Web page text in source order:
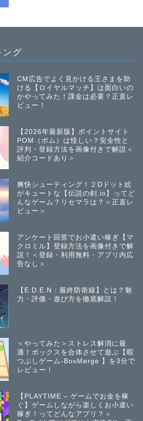
ング
CM広告でよく見かける王さまを助
ける【ロイヤルマッチ】は面白いの
かやってみた！課金は必要？正直レ
ビュー！
【2026年最新版】ポイントサイト
POM（ポム）は怪しい？安全性と
評判・登録方法を画像付きで解説＜
紹介コードあり＞
爽快シューティング！２Dドット絵
がキュートな【伝説の剣.io】ってど
んなゲーム？リセマラは？＜正直レ
ビュー＞
アンケート回答でお小遣い稼ぎ【マ
クロミル】登録方法を画像付きで解
説！＜登録・利用無料・アプリ内広
告なし＞
【E.D.E.N：最終防衛線】とは？魅
力・評価・遊び方を徹底解説！
＜やってみた＞ストレス解消に最
適！ボックスを合体させて遊ぶ【暇
つぶしゲーム-BoxMerge 】を3分で
レビュー！
【PLAYTIME – ゲームでお金を稼
ぐ】ゲームしながら楽しくお小遣い
稼ぎ！ってどんなアプリ？＜